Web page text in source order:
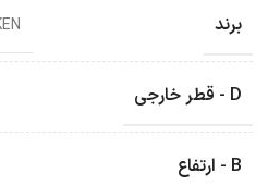
برند
D - قطر خارجی
B - ارتفاع